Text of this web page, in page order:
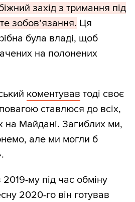
захід з тримання під
зобов’язання. Ця
була владі, щоб
на полонених
коментував тоді своє
ставлюся до всіх,
на Майдані. Загиблих ми,
але ми могли б
му під час обміну
2020-го він готував